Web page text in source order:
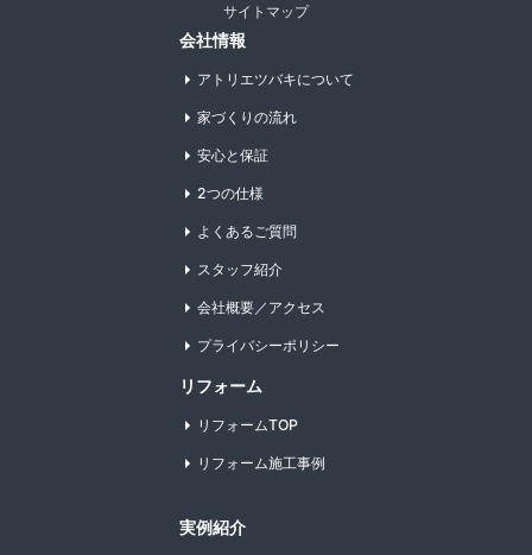
サイトマップ
会社情報
アトリエツバキについて
家づくりの流れ
安心と保証
2つの仕様
よくあるご質問
スタッフ紹介
会社概要／アクセス
プライバシーポリシー
リフォーム
リフォームTOP
リフォーム施工事例
実例紹介